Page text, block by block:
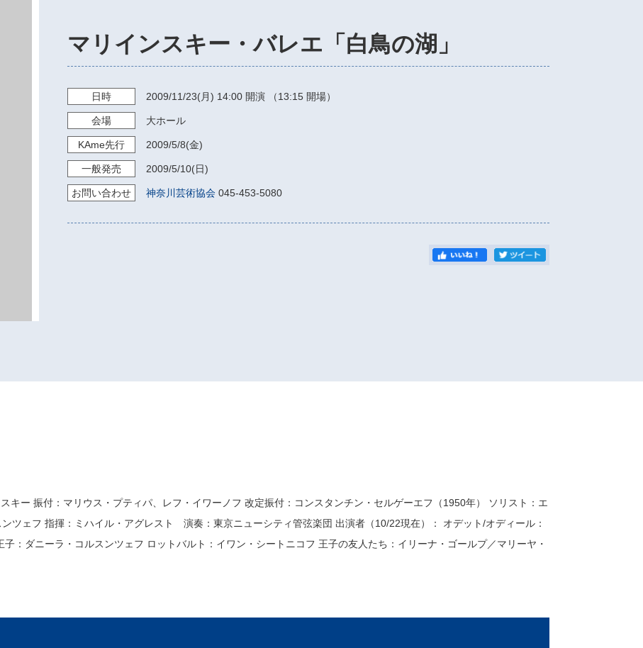
マリインスキー・バレエ「白鳥の湖」
日時 2009/11/23(月) 14:00 開演 （13:15 開場）
会場 大ホール
KAme先行 2009/5/8(金)
一般発売 2009/5/10(日)
お問い合わせ 神奈川芸術協会 045-453-5080
ー 振付：マリウス・プティパ、レフ・イワーノフ 改定振付：コンスタンチン・セルゲーエフ（1950年） ソリスト：エ
ツェフ 指揮：ミハイル・アグレスト 演奏：東京ニューシティ管弦楽団 出演者（10/22現在）： オデット/オディール：
：ダニーラ・コルスンツェフ ロットバルト：イワン・シートニコフ 王子の友人たち：イリーナ・ゴールプ／マリーヤ・